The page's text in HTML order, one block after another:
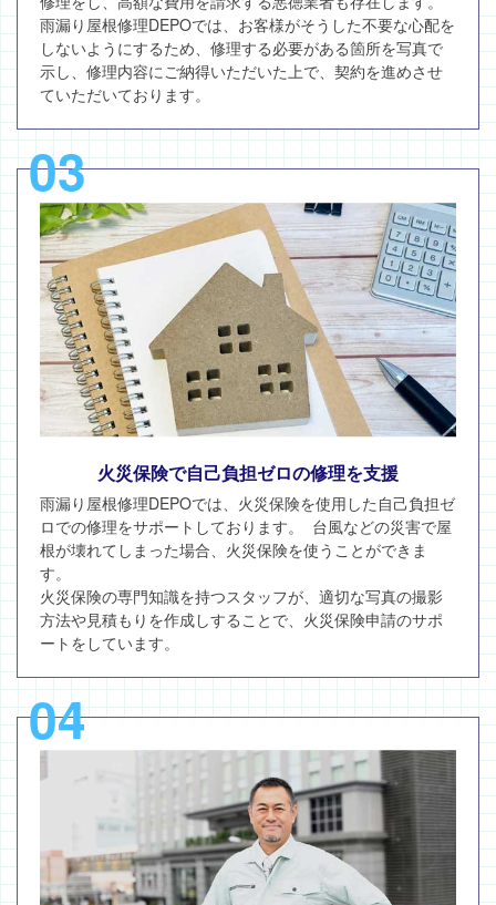
雨漏り屋根修理DEPOでは、お客様がそうした不要な心配を
しないようにするため、修理する必要がある箇所を写真で
示し、修理内容にご納得いただいた上で、契約を進めさせ
ていただいております。
03
火災保険で自己負担ゼロの修理を支援
雨漏り屋根修理DEPOでは、火災保険を使用した自己負担ゼ
ロでの修理をサポートしております。 台風などの災害で屋
根が壊れてしまった場合、火災保険を使うことができま
す。
火災保険の専門知識を持つスタッフが、適切な写真の撮影
方法や見積もりを作成しすることで、火災保険申請のサポ
ートをしています。
04